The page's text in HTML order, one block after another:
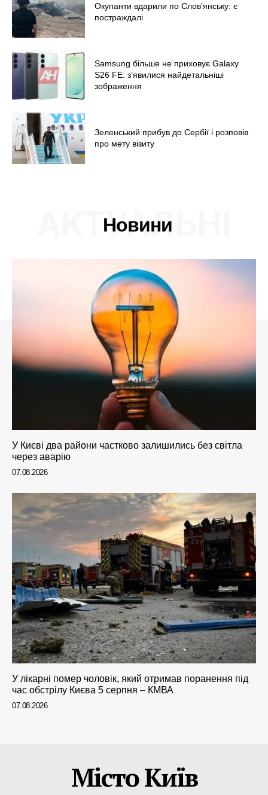
Окупанти вдарили по Слов’янську: є
постраждалі
Samsung більше не приховує Galaxy
S26 FE: з’явилися найдетальніші
зображення
Зеленський прибув до Сербії і розповів
про мету візиту
Новини
АКТУАЛЬНІ
У Києві два райони частково залишились без світла
через аварію
07.08.2026
У лікарні помер чоловік, який отримав поранення під
час обстрілу Києва 5 серпня – КМВА
07.08.2026
Місто Київ